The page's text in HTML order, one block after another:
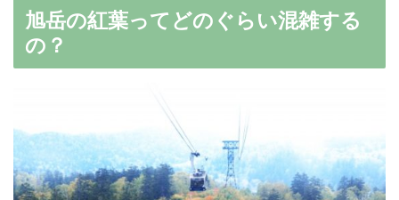
旭岳の紅葉ってどのぐらい混雑する
の？